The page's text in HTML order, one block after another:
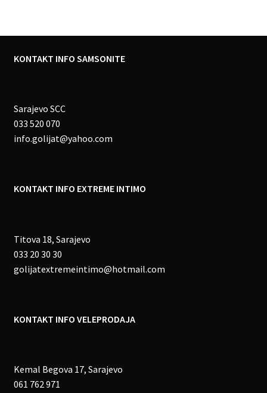
KONTAKT INFO SAMSONITE
Sarajevo SCC
033 520 070
info.golijat@yahoo.com
KONTAKT INFO EXTREME INTIMO
Titova 18, Sarajevo
033 20 30 30
golijatextremeintimo@hotmail.com
KONTAKT INFO VELEPRODAJA
Kemal Begova 17, Sarajevo
061 762 971